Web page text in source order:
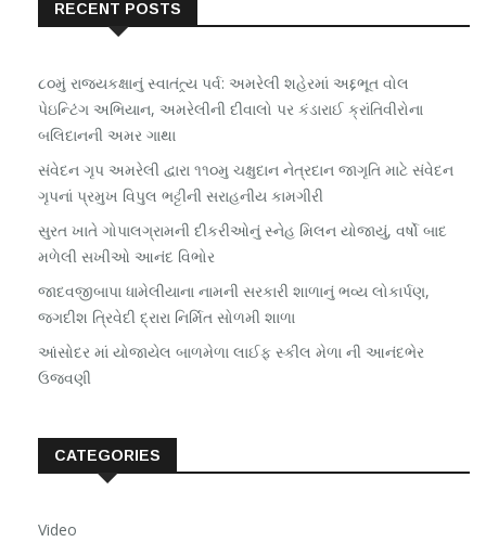
RECENT POSTS
૮૦મું રાજ્યકક્ષાનું સ્વાતંત્ર્ય પર્વ: અમરેલી શહેરમાં અદ્દભૂત વોલ
પેઇન્ટિંગ અભિયાન, અમરેલીની દીવાલો પર કંડારાઈ ક્રાંતિવીરોના
બલિદાનની અમર ગાથા
સંવેદન ગૃપ અમરેલી દ્વારા ૧૧૦મુ ચક્ષુદાન નેત્રદાન જાગૃતિ માટે સંવેદન
ગૃપનાં પ્રમુખ વિપુલ ભટ્ટીની સરાહનીય કામગીરી
સુરત ખાતે ગોપાલગ્રામની દીકરીઓનું સ્નેહ મિલન યોજાયું, વર્ષો બાદ
મળેલી સખીઓ આનંદ વિભોર
જાદવજીબાપા ધામેલીયાના નામની સરકારી શાળાનું ભવ્ય લોકાર્પણ,
જગદીશ ત્રિવેદી દ્રારા નિર્મિત સોળમી શાળા
આંસોદર માં યોજાયેલ બાળમેળા લાઈફ સ્કીલ મેળા ની આનંદભેર
ઉજવણી
CATEGORIES
Video